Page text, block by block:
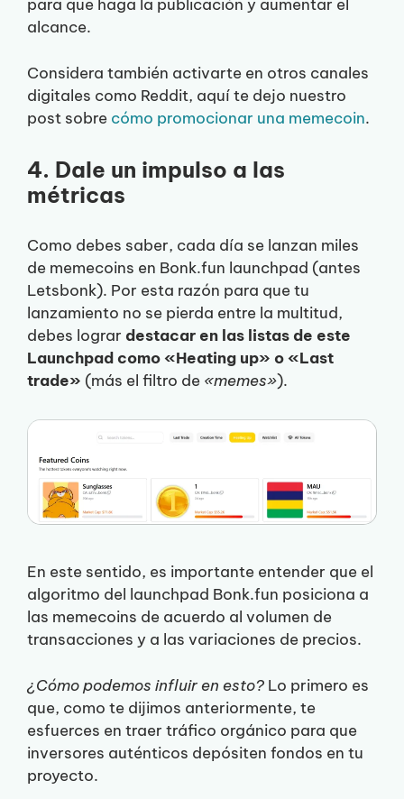
para que haga la publicación y aumentar el
alcance.
Considera también activarte en otros canales
digitales como Reddit, aquí te dejo nuestro
post sobre cómo promocionar una memecoin.
4. Dale un impulso a las
métricas
Como debes saber, cada día se lanzan miles
de memecoins en Bonk.fun launchpad (antes
Letsbonk). Por esta razón para que tu
lanzamiento no se pierda entre la multitud,
debes lograr destacar en las listas de este
Launchpad como «Heating up» o «Last
trade» (más el filtro de «memes»).
En este sentido, es importante entender que el
algoritmo del launchpad Bonk.fun posiciona a
las memecoins de acuerdo al volumen de
transacciones y a las variaciones de precios.
¿Cómo podemos influir en esto? Lo primero es
que, como te dijimos anteriormente, te
esfuerces en traer tráfico orgánico para que
inversores auténticos depósiten fondos en tu
proyecto.